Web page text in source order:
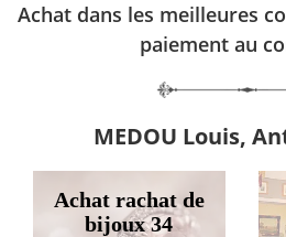
Achat dans les meilleures
paiement au
MEDOU Louis,
Achat rachat de
bijoux 34